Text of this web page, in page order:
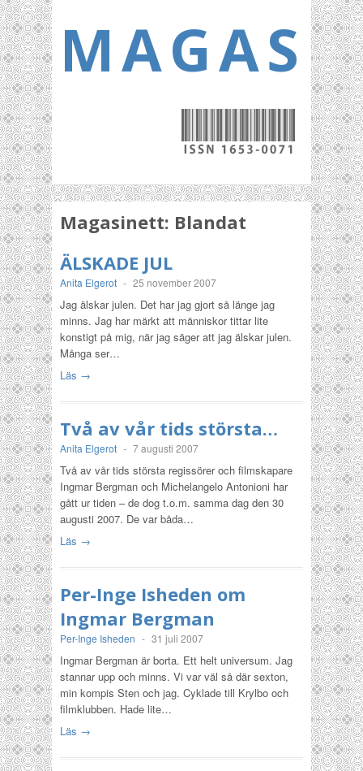
Magasinett: Blandat
ÄLSKADE JUL
Anita Elgerot - 25 november 2007
Jag älskar julen. Det har jag gjort så länge jag
minns. Jag har märkt att människor tittar lite
konstigt på mig, när jag säger att jag älskar julen.
Många ser…
Läs →
Två av vår tids största…
Anita Elgerot - 7 augusti 2007
Två av vår tids största regissörer och filmskapare
Ingmar Bergman och Michelangelo Antonioni har
gått ur tiden – de dog t.o.m. samma dag den 30
augusti 2007. De var båda…
Läs →
Per-Inge Isheden om
Ingmar Bergman
Per-Inge Isheden - 31 juli 2007
Ingmar Bergman är borta. Ett helt universum. Jag
stannar upp och minns. Vi var väl så där sexton,
min kompis Sten och jag. Cyklade till Krylbo och
filmklubben. Hade lite…
Läs →